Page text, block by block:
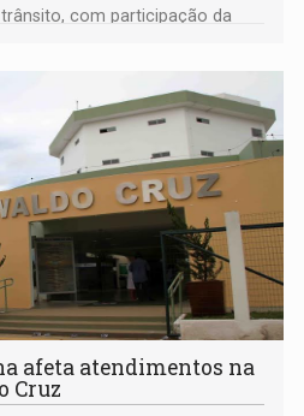
com participação da
afeta atendimentos na
Cruz